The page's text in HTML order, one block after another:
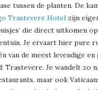
tussen de planten. De
Trastevere Hotel zijn
die direct uitkomen
Je ervaart hier pure
van de meest levendige
Trastevere. Je wandelt zo
maar ook